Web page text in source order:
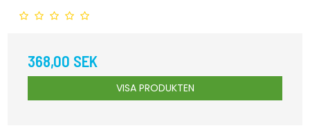
368,00 SEK
VISA PRODUKTEN